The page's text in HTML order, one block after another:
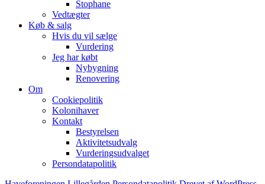
Stophane
Vedtægter
Køb & salg
Hvis du vil sælge
Vurdering
Jeg har købt
Nybygning
Renovering
Om
Cookiepolitik
Kolonihaver
Kontakt
Bestyrelsen
Aktivitetsudvalg
Vurderingsudvalget
Persondatapolitik